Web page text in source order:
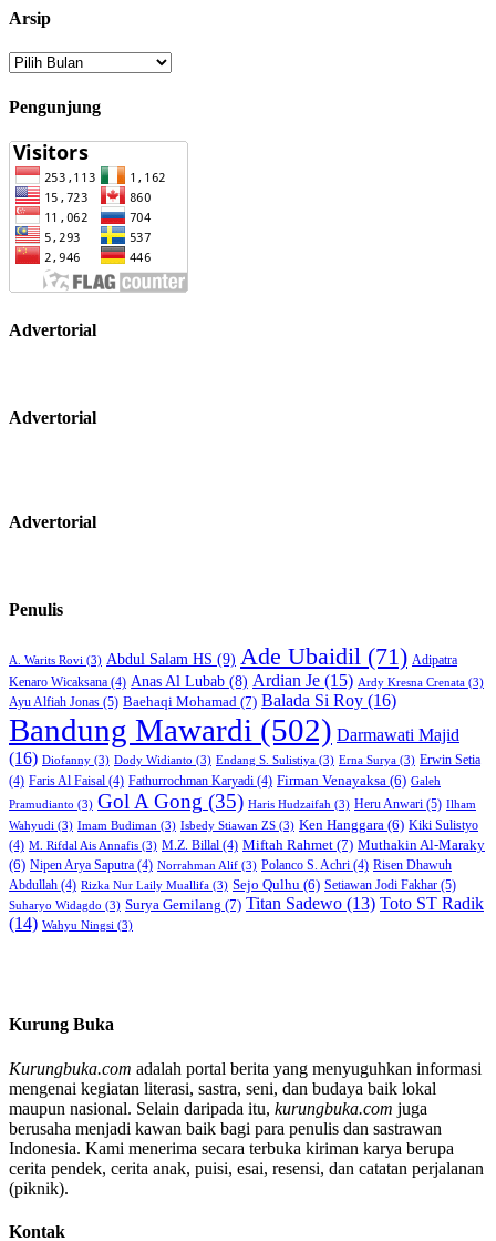
Arsip
Arsip
Pengunjung
Advertorial
Advertorial
Advertorial
Penulis
A. Warits Rovi (3) Abdul Salam HS (9) Ade Ubaidil (71) Adipatra
Kenaro Wicaksana (4) Anas Al Lubab (8) Ardian Je (15) Ardy Kresna Crenata (3)
Ayu Alfiah Jonas (5) Baehaqi Mohamad (7) Balada Si Roy (16)
Bandung Mawardi (502) Darmawati Majid
(16) Diofanny (3) Dody Widianto (3) Endang S. Sulistiya (3) Erna Surya (3) Erwin Setia
(4) Faris Al Faisal (4) Fathurrochman Karyadi (4) Firman Venayaksa (6) Galeh
Pramudianto (3) Gol A Gong (35) Haris Hudzaifah (3) Heru Anwari (5) Ilham
Wahyudi (3) Imam Budiman (3) Isbedy Stiawan ZS (3) Ken Hanggara (6) Kiki Sulistyo
(4) M. Rifdal Ais Annafis (3) M.Z. Billal (4) Miftah Rahmet (7) Muthakin Al-Maraky
(6) Nipen Arya Saputra (4) Norrahman Alif (3) Polanco S. Achri (4) Risen Dhawuh
Abdullah (4) Rizka Nur Laily Muallifa (3) Sejo Qulhu (6) Setiawan Jodi Fakhar (5)
Suharyo Widagdo (3) Surya Gemilang (7) Titan Sadewo (13) Toto ST Radik
(14) Wahyu Ningsi (3)
Kurung Buka
Kurungbuka.com adalah portal berita yang menyuguhkan informasi
mengenai kegiatan literasi, sastra, seni, dan budaya baik lokal
maupun nasional. Selain daripada itu, kurungbuka.com juga
berusaha menjadi kawan baik bagi para penulis dan sastrawan
Indonesia. Kami menerima secara terbuka kiriman karya berupa
cerita pendek, cerita anak, puisi, esai, resensi, dan catatan perjalanan
(piknik).
Kontak